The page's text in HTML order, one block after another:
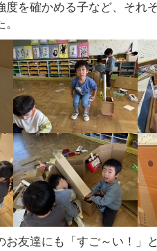
度を確かめる子など、それ
お友達にも「すご～い！」